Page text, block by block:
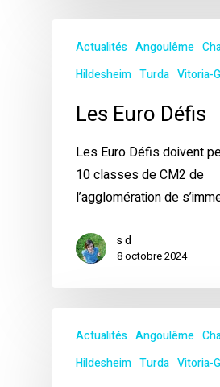
Actualités Angoulême
Hildesheim Turda Vitoria-
Les Euro Défis
Les Euro Défis doivent
10 classes de CM2 de
l’agglomération de
s d
8 octobre 2024
Actualités Angoulême
Hildesheim Turda Vitoria-